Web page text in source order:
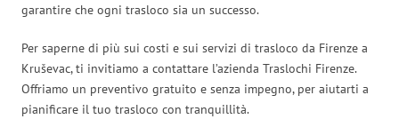
garantire che ogni trasloco sia un successo.
Per saperne di più sui costi e sui servizi di trasloco da Firenze a
Kruševac, ti invitiamo a contattare l’azienda Traslochi Firenze.
Offriamo un preventivo gratuito e senza impegno, per aiutarti a
pianificare il tuo trasloco con tranquillità.